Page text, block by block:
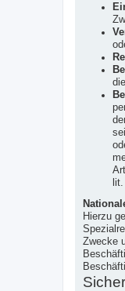
Hierzu
Zwecke